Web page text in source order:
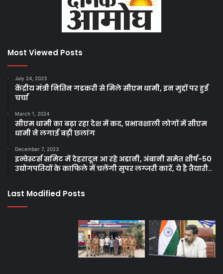
Most Viewed Posts
July 24, 2023
केंद्रीय मंत्री नितिन गडकरी से मिले सीएम धामी, इन मुद्दों पर हुई
चर्चा
March 1, 2024
सीएम धामी का बढ़ा रहा देश में कद, प्रभावशाली लोगों में सीएम
धामी ने लगाई बड़ी छलांग
December 7, 2023
इन्वेस्टर्स समिट में देहरादून आ रहे अडानी, अंबानी समेत शीर्ष-50
उद्योगपतियों के काफिले में चलेंगी सुपर लग्जरी कारें, ये है तैयारी..
Last Modified Posts